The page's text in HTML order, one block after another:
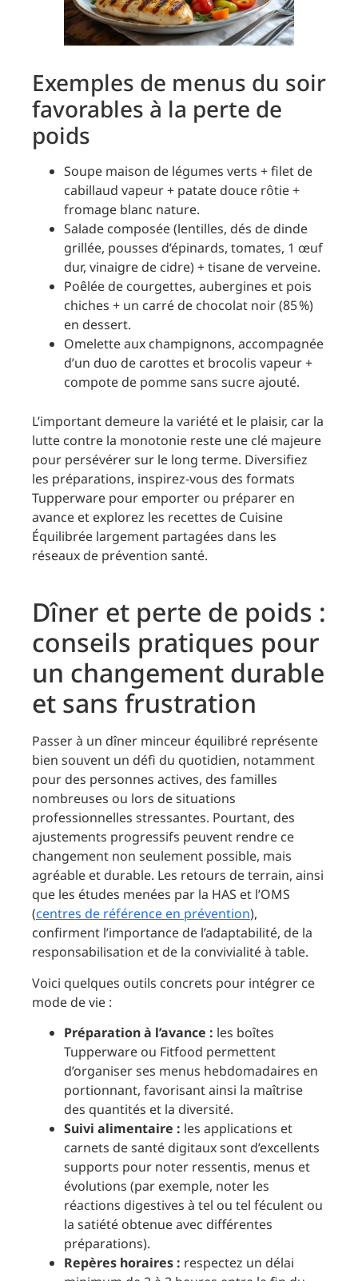
Exemples de menus du soir
favorables à la perte de
poids
Soupe maison de légumes verts + filet de
cabillaud vapeur + patate douce rôtie +
fromage blanc nature.
Salade composée (lentilles, dés de dinde
grillée, pousses d’épinards, tomates, 1 œuf
dur, vinaigre de cidre) + tisane de verveine.
Poêlée de courgettes, aubergines et pois
chiches + un carré de chocolat noir (85 %)
en dessert.
Omelette aux champignons, accompagnée
d’un duo de carottes et brocolis vapeur +
compote de pomme sans sucre ajouté.
L’important demeure la variété et le plaisir, car la
lutte contre la monotonie reste une clé majeure
pour persévérer sur le long terme. Diversifiez
les préparations, inspirez-vous des formats
Tupperware pour emporter ou préparer en
avance et explorez les recettes de Cuisine
Équilibrée largement partagées dans les
réseaux de prévention santé.
Dîner et perte de poids :
conseils pratiques pour
un changement durable
et sans frustration
Passer à un dîner minceur équilibré représente
bien souvent un défi du quotidien, notamment
pour des personnes actives, des familles
nombreuses ou lors de situations
professionnelles stressantes. Pourtant, des
ajustements progressifs peuvent rendre ce
changement non seulement possible, mais
agréable et durable. Les retours de terrain, ainsi
que les études menées par la HAS et l’OMS
(centres de référence en prévention),
confirment l’importance de l’adaptabilité, de la
responsabilisation et de la convivialité à table.
Voici quelques outils concrets pour intégrer ce
mode de vie :
Préparation à l’avance : les boîtes
Tupperware ou Fitfood permettent
d’organiser ses menus hebdomadaires en
portionnant, favorisant ainsi la maîtrise
des quantités et la diversité.
Suivi alimentaire : les applications et
carnets de santé digitaux sont d’excellents
supports pour noter ressentis, menus et
évolutions (par exemple, noter les
réactions digestives à tel ou tel féculent ou
la satiété obtenue avec différentes
préparations).
Repères horaires : respectez un délai